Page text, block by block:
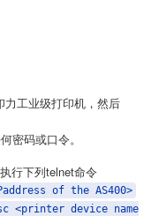
工业级打印机，然后
密码或口令。
行下列telnet命令
of the AS400>
<printer device name